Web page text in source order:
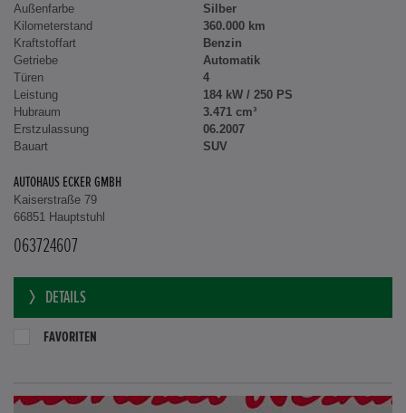
Außenfarbe
Silber
Kilometerstand
360.000 km
Kraftstoffart
Benzin
Getriebe
Automatik
Türen
4
Leistung
184 kW / 250 PS
Hubraum
3.471 cm³
Erstzulassung
06.2007
Bauart
SUV
AUTOHAUS ECKER GMBH
Kaiserstraße 79
66851 Hauptstuhl
063724607
DETAILS
FAVORITEN